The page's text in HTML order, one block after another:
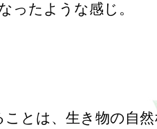
ったような感じ。
とは、生き物の自